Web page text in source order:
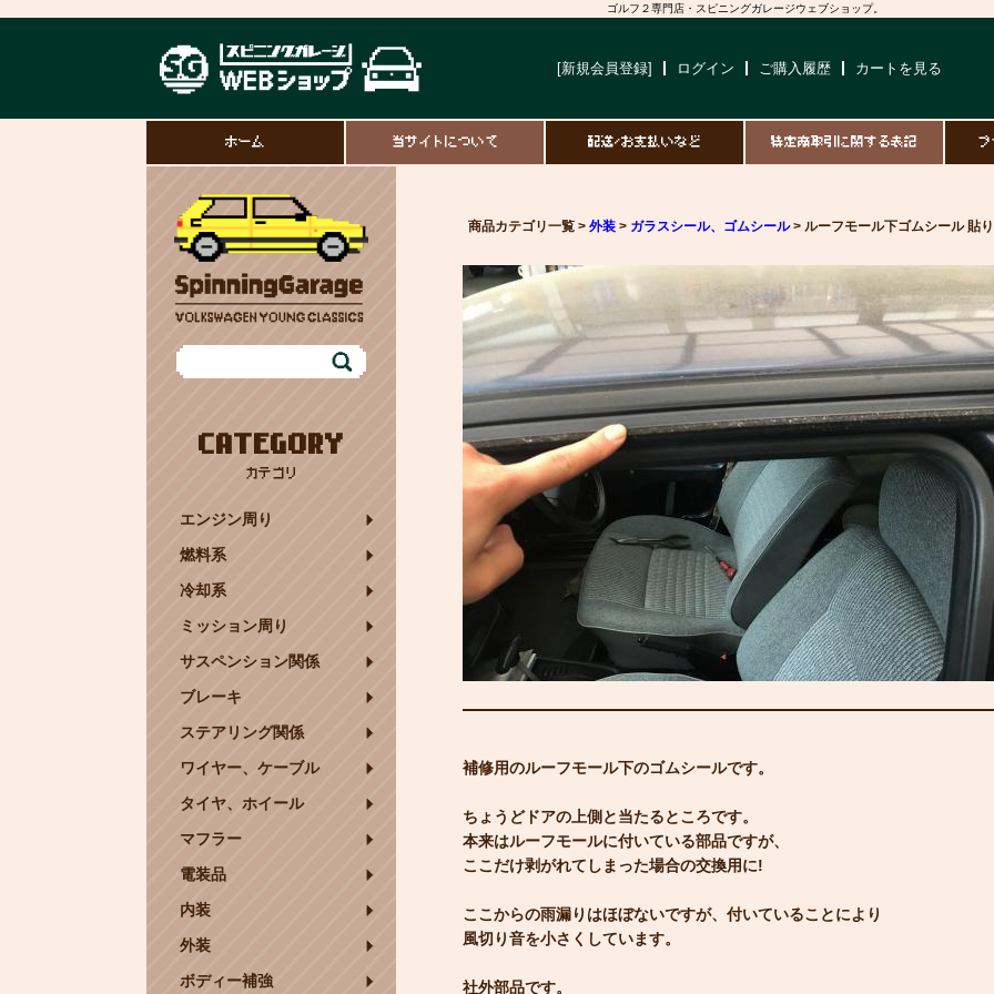
ゴルフ２専門店・スピニングガレージウェブショップ。
[新規会員登録] ログイン ご購入履歴 カートを見る
ホーム 当サイトについて 配送/お支払いなど 特定商取引に関する表記 プ
CATEGORY
カテゴリ
エンジン周り
燃料系
冷却系
ミッション周り
サスペンション関係
ブレーキ
ステアリング関係
ワイヤー、ケーブル
タイヤ、ホイール
マフラー
電装品
内装
外装
ボディー補強
商品カテゴリ一覧 > 外装 > ガラスシール、ゴムシール> ルーフモール下ゴムシール 貼
補修用のルーフモール下のゴムシールです。
ちょうどドアの上側と当たるところです。
本来はルーフモールに付いている部品ですが、
ここだけ剥がれてしまった場合の交換用に!
ここからの雨漏りはほぼないですが、付いていることにより
風切り音を小さくしています。
社外部品です。